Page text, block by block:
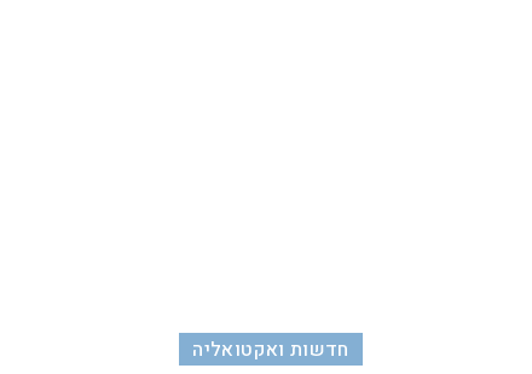
חדשות ואקטואליה